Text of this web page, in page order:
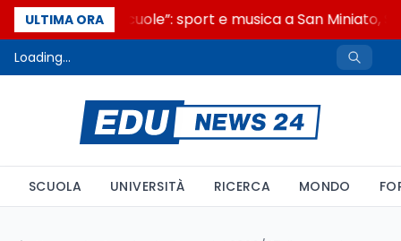
ULTIMA ORA
“Noi siamo le Scuole”: sport e musica a San Miniato,
Loading...
SCUOLA UNIVERSITÀ RICERCA MONDO